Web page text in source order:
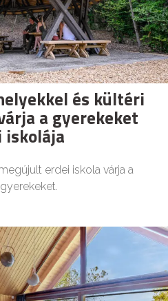
és kültéri
a gyerekeket
iskolája
erdei iskola várja a